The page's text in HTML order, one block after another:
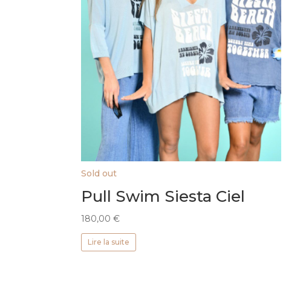
Sold out
Pull Swim Siesta Ciel
180,00€
Lire la suite